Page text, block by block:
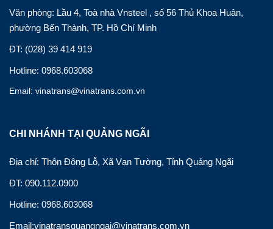
Văn phòng: Lầu 4, Toà nhà Vnsteel , số 56 Thủ Khoa Huân,
phường Bến Thành, TP. Hồ Chí Minh
ĐT: (028) 39 414 919
Hotline: 0968.603068
Email: vinatrans@vinatrans.com.vn
CHI NHÁNH TẠI QUẢNG NGÃI
Địa chỉ: Thôn Đông Lỗ, Xã Vạn Tường, Tỉnh Quảng Ngãi
ĐT: 090.112.0900
Hotline: 0968.603068
Email:vinatransquangngai@vinatrans.com.vn